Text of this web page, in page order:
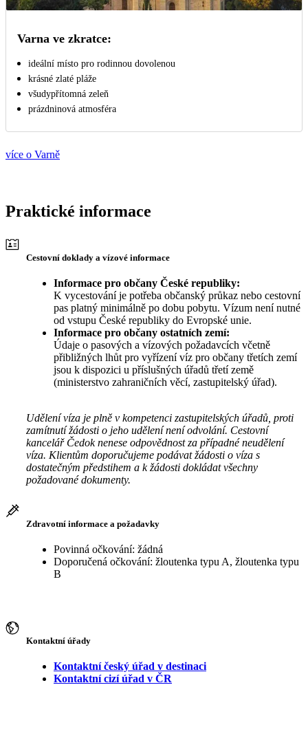
Varna ve zkratce:
ideální místo pro rodinnou dovolenou
krásné zlaté pláže
všudypřítomná zeleň
prázdninová atmosféra
více o Varně
Praktické informace
Cestovní doklady a vízové informace
Informace pro občany České republiky:
K vycestování je potřeba občanský průkaz nebo cestovní
pas platný minimálně po dobu pobytu. Vízum není nutné
od vstupu České republiky do Evropské unie.
Informace pro občany ostatních zemí:
Údaje o pasových a vízových požadavcích včetně
přibližných lhůt pro vyřízení víz pro občany třetích zemí
jsou k dispozici u příslušných úřadů třetí země
(ministerstvo zahraničních věcí, zastupitelský úřad).
Udělení víza je plně v kompetenci zastupitelských úřadů, proti
zamítnutí žádosti o jeho udělení není odvolání. Cestovní
kancelář Čedok nenese odpovědnost za případné neudělení
víza. Klientům doporučujeme podávat žádosti o víza s
dostatečným předstihem a k žádosti dokládat všechny
požadované dokumenty.
Zdravotní informace a požadavky
Povinná očkování: žádná
Doporučená očkování: žloutenka typu A, žloutenka typu
B
Kontaktní úřady
Kontaktní český úřad v destinaci
Kontaktní cizí úřad v ČR